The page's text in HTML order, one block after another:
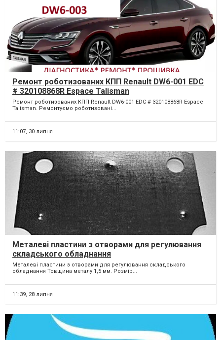
Ремонт роботизованих КПП Renault DW6-001 EDC
# 320108868R Espace Talisman
Ремонт роботизованих КПП Renault DW6-001 EDC # 320108868R Espace
Talisman. Ремонтуємо роботизовані...
11:07, 30 липня
Металеві пластини з отворами для регулювання
складського обладнання
Металеві пластини з отворами для регулювання складського
обладнання Товщина металу 1,5 мм. Розмір...
11:39, 28 липня